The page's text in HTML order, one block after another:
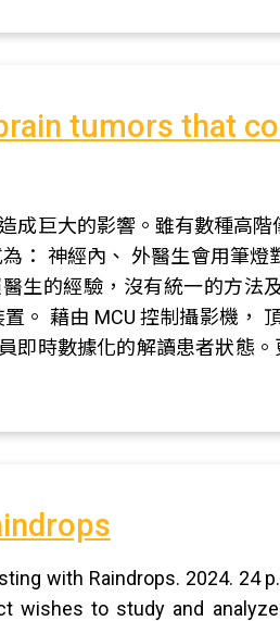
tumors that
成巨大的影響。雖有數種高
： 神經內、 外醫生會用筆
生的經驗，沒有統一的方法
。 藉由 MCU 控制攝影機，
時數據化的解讀患者狀態
with Raindrops. 2024.
wishes to study and